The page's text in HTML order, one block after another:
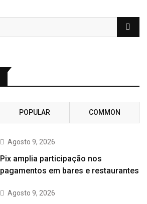
POPULAR COMMON
Agosto 9, 2026
Pix amplia participação nos
pagamentos em bares e restaurantes
Agosto 9, 2026